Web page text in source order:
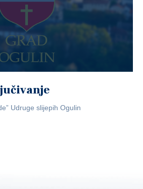
Udruge slijepih Ogulin